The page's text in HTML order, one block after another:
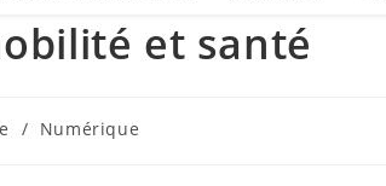
et santé
/ Numérique